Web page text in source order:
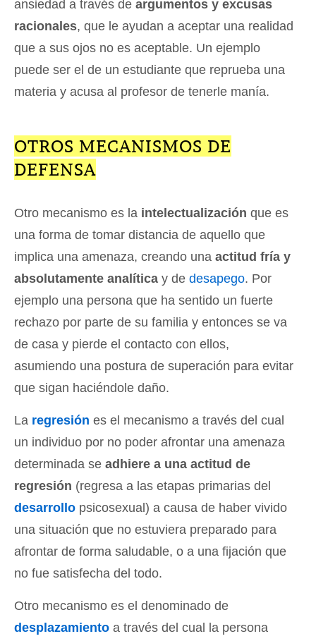
ansiedad a través de argumentos y excusas
racionales, que le ayudan a aceptar una realidad
que a sus ojos no es aceptable. Un ejemplo
puede ser el de un estudiante que reprueba una
materia y acusa al profesor de tenerle manía.
OTROS MECANISMOS DE
DEFENSA
Otro mecanismo es la intelectualización que es
una forma de tomar distancia de aquello que
implica una amenaza, creando una actitud fría y
absolutamente analítica y de desapego. Por
ejemplo una persona que ha sentido un fuerte
rechazo por parte de su familia y entonces se va
de casa y pierde el contacto con ellos,
asumiendo una postura de superación para evitar
que sigan haciéndole daño.
La regresión es el mecanismo a través del cual
un individuo por no poder afrontar una amenaza
determinada se adhiere a una actitud de
regresión (regresa a las etapas primarias del
desarrollo psicosexual) a causa de haber vivido
una situación que no estuviera preparado para
afrontar de forma saludable, o a una fijación que
no fue satisfecha del todo.
Otro mecanismo es el denominado de
desplazamiento a través del cual la persona